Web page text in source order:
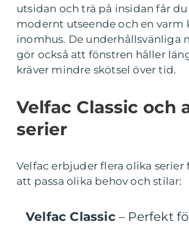
utsidan och trä på insidan får
modernt utseende och en varm
inomhus. De underhållsvänliga
gör också att fönstren håller
kräver mindre skötsel över tid.
Velfac Classic och
serier
Velfac erbjuder flera olika serier
att passa olika behov och stilar:
Velfac Classic– Perfekt